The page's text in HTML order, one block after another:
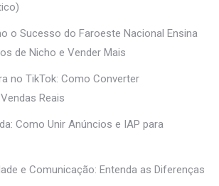
o Sucesso do Faroeste Nacional Ensina
de Nicho e Vender Mais
no TikTok: Como Converter
Reais
Como Unir Anúncios e IAP para
e Comunicação: Entenda as Diferenças